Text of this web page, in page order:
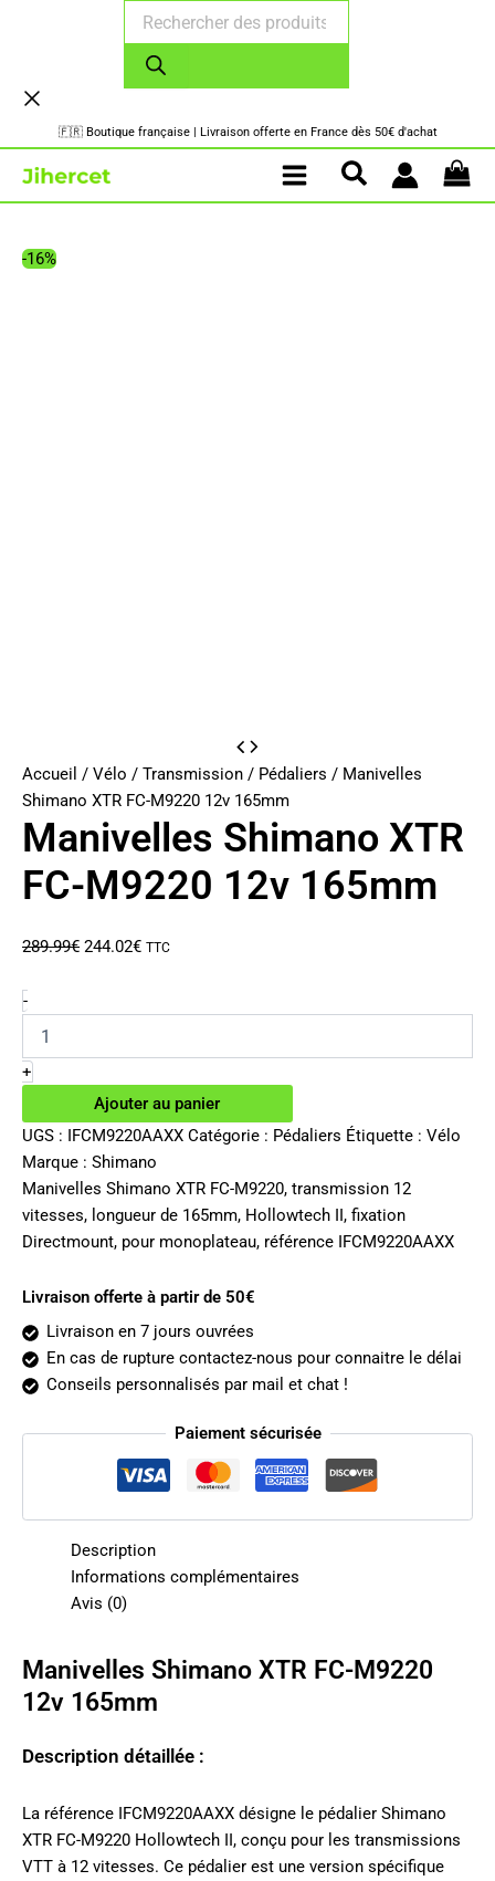
produits
🇫🇷 Boutique française | Livraison offerte en France dès 50€ d'achat
-16%
Accueil / Vélo / Transmission / Pédaliers / Manivelles
Shimano XTR FC-M9220 12v 165mm
Manivelles Shimano XTR
FC-M9220 12v 165mm
289.99€ Le
244.02€Le
TTC
-quantité
de
Manivelles
Shimano
XTR
M9220
12v
165mm
+
Ajouter au panier
UGS :
IFCM9220AAXX Catégorie : Pédaliers Étiquette : Vélo
Marque : Shimano
Manivelles Shimano XTR FC-M9220, transmission 12
vitesses, longueur de 165mm, Hollowtech II, fixation
Directmount, pour monoplateau, référence IFCM9220AAXX
Livraison offerte à partir de 50€
Livraison en 7 jours ouvrées
En cas de rupture contactez-nous pour connaitre le délai
Conseils personnalisés par mail et chat !
Paiement sécurisée
Description
Informations complémentaires
Avis (0)
Manivelles Shimano XTR FC-M9220
12v 165mm
Description détaillée :
La référence IFCM9220AAXX désigne le pédalier Shimano
XTR FC-M9220 Hollowtech II, conçu pour les transmissions
VTT à 12 vitesses. Ce pédalier est une version spécifique